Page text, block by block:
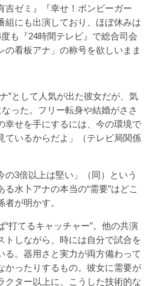
吉ゼミ』『幸せ！ボンビーガー
組にも出演しており、ほぼ休みは
も『24時間テレビ』で総合司会
の看板アナ」の称号を欲しいまま
”として人気が出た彼女だが、気
った。フリー転身や結婚がささ
幸せを手にするには、今の環境で
ているからだよ」（テレビ局関係
3倍以上は堅い」（同）という
水卜アナの本当の“需要”はどこ
が明かす。
“打てるキャッチャー”。他の共演
トしながら、時には自分で試合を
る。器用さと実力が両方備わって
かったりするもの。彼女に需要が
クター以上に、こうした技術的な